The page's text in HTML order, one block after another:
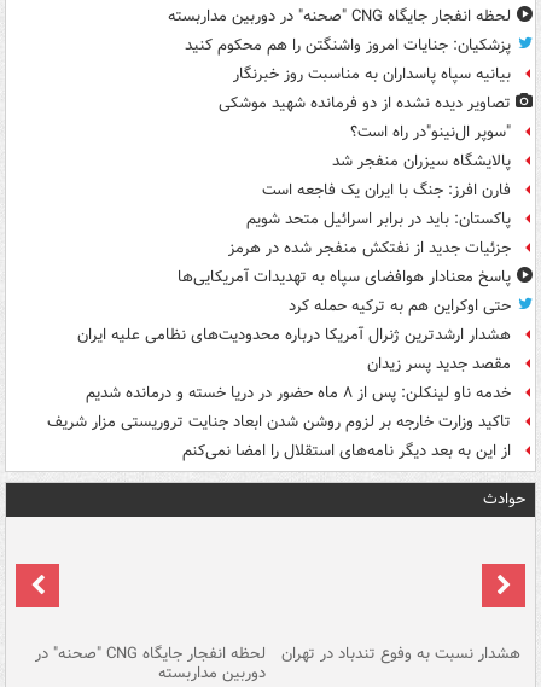
لحظه انفجار جایگاه CNG "صحنه" در دوربین مداربسته
پزشکیان: جنایات امروز واشنگتن را هم محکوم کنید
بیانیه سپاه پاسداران به مناسبت روز خبرنگار
تصاویر دیده‌ نشده از دو فرمانده شهید موشکی
"سوپر ال‌نینو"در راه است؟
پالایشگاه سیزران منفجر شد
فارن افرز: جنگ با ایران یک فاجعه است
پاکستان: باید در برابر اسرائیل متحد شویم
جزئیات جدید از نفتکش منفجر شده در هرمز
پاسخ معنادار هوافضای سپاه به تهدیدات آمریکایی‌ها
حتی اوکراین هم به ترکیه حمله کرد
هشدار ارشدترین ژنرال آمریکا درباره محدودیت‌های نظامی علیه ایران
مقصد جدید پسر زیدان
خدمه ناو لینکلن: پس از ۸ ماه حضور در دریا خسته و درمانده‌ شدیم
تاکید وزارت خارجه بر لزوم روشن شدن ابعاد جنایت تروریستی مزار شریف
از این به بعد دیگر نامه‌های استقلال را امضا نمی‌کنم
حوادث
هشدار نسبت به وفوع تندباد در تهران لحظه انفجار جایگاه CNG "صحنه" در
دوربین مداربسته